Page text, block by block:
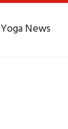
Yoga News